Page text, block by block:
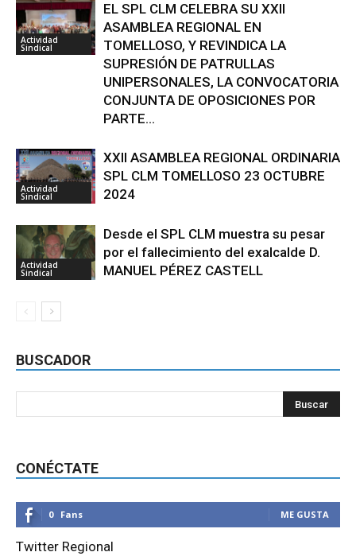
Actividad
Sindical
EL SPL CLM CELEBRA SU XXII
ASAMBLEA REGIONAL EN
TOMELLOSO, Y REVINDICA LA
SUPRESIÓN DE PATRULLAS
UNIPERSONALES, LA CONVOCATORIA
CONJUNTA DE OPOSICIONES POR
PARTE...
Actividad
Sindical
XXII ASAMBLEA REGIONAL ORDINARIA
SPL CLM TOMELLOSO 23 OCTUBRE
2024
Actividad
Sindical
Desde el SPL CLM muestra su pesar
por el fallecimiento del exalcalde D.
MANUEL PÉREZ CASTELL
BUSCADOR
CONÉCTATE
0 Fans ME GUSTA
Twitter Regional